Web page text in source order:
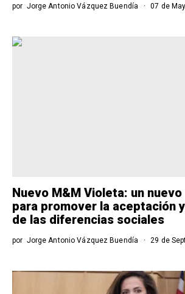
por Jorge Antonio Vázquez Buendía 07 de
Nuevo M&M Violeta: un
para promover la aceptación
de las diferencias sociales
por Jorge Antonio Vázquez Buendía 29 de